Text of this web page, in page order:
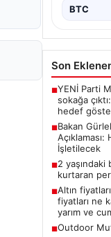
BTC
Son
■YENİ Parti
sokağa
hedef
■Bakan
İşletilecek
■2 yaşındaki
kurtaran
■Altın
fiyatları ne
yarım ve
■Outdoor